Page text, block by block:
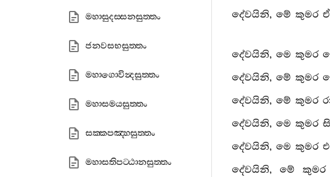
මහාසුදස‍්සනසුත‍්තං
ජනවසභසුත‍්තං
මහාගොවින්‍දසුත‍්තං
මහාසමයසුත‍්තං
සක‍්කපඤ‍්හසුත‍්තං
මහාසතිපට‍්ඨානසුත‍්තං
දේවයිනි, මේ කුමර
දේවයිනි, මෙ කුමර
දේවයිනි, මේ කුමර
දේවයිනි, මේ කුමර
දේවයිනි, මෙ කුමර
දේවයිනි, මෙ කුමර
දේවයිනි, මේ